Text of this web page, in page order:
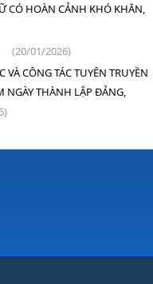
CÓ HOÀN CẢNH KHÓ KHĂN,
(20/01/2026)
CÔNG TÁC TUYÊN TRUYỀN
THÀNH LẬP ĐẢNG,